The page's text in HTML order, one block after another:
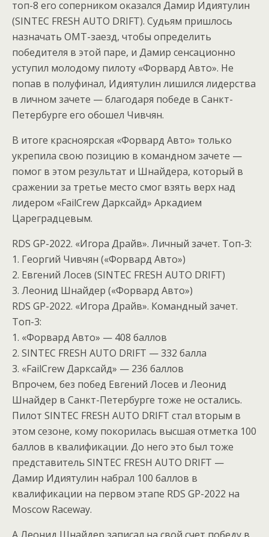
топ-8 его соперником оказался Дамир Идиятулин
(SINTEC FRESH AUTO DRIFT). Судьям пришлось
назначать OMT-заезд, чтобы определить
победителя в этой паре, и Дамир сенсационно
уступил молодому пилоту «Форвард Авто». Не
попав в полуфинал, Идиятулин лишился лидерства
в личном зачете — благодаря победе в Санкт-
Петербурге его обошел Чивчян.
В итоге красноярская «Форвард Авто» только
укрепила свою позицию в командном зачете —
помог в этом результат и Шнайдера, который в
сражении за третье место смог взять верх над
лидером «FailCrew Дарксайд» Аркадием
Цареградцевым.
RDS GP-2022. «Игора Драйв». Личный зачет. Топ-3:
1. Георгий Чивчян («Форвард Авто»)
2. Евгений Лосев (SINTEC FRESH AUTO DRIFT)
3. Леонид Шнайдер («Форвард Авто»)
RDS GP-2022. «Игора Драйв». Командный зачет.
Топ-3:
1. «Форвард Авто» — 408 баллов
2. SINTEC FRESH AUTO DRIFT — 332 балла
3. «FailCrew Дарксайд» — 236 баллов
Впрочем, без побед Евгений Лосев и Леонид
Шнайдер в Санкт-Петербурге тоже не остались.
Пилот SINTEC FRESH AUTO DRIFT стал вторым в
этом сезоне, кому покорилась высшая отметка 100
баллов в квалификации. До него это был тоже
представитель SINTEC FRESH AUTO DRIFT —
Дамир Идиятулин набрал 100 баллов в
квалификации на первом этапе RDS GP-2022 на
Moscow Raceway.